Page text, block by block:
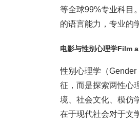
等全球99%专业科目
的语言能力，专业的
电影与性别心理学Film
性别心理学（
征，而是探索两性心
境、社会文化、模仿
在于现代社会对于文